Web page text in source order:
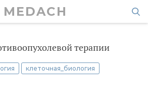
MEDACH
терапии
клеточная_биология